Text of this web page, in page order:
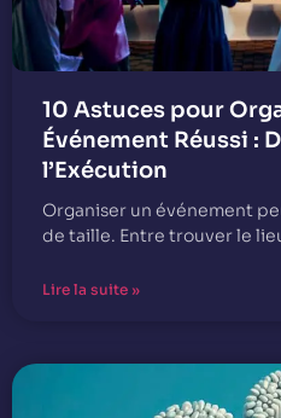
10 Astuces pour
Événement Réussi :
l’Exécution
Organiser un événement
de taille. Entre trouver le
Lire la suite »